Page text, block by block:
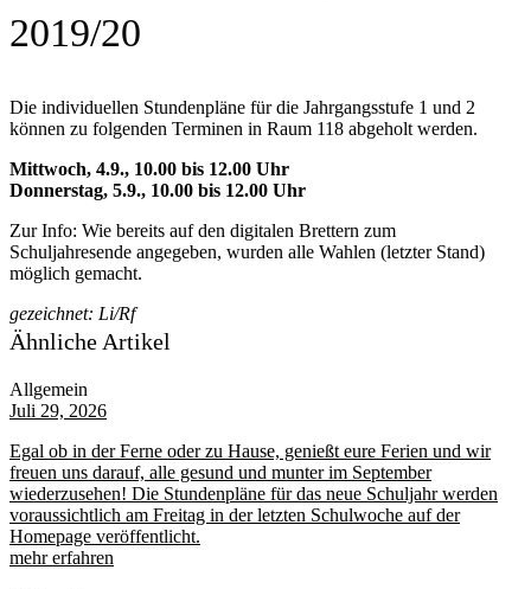
2019/20
Die individuellen Stundenpläne für die Jahrgangsstufe 1 und 2
können zu folgenden Terminen in Raum 118 abgeholt werden.
Mittwoch, 4.9., 10.00 bis 12.00 Uhr
Donnerstag, 5.9., 10.00 bis 12.00 Uhr
Zur Info: Wie bereits auf den digitalen Brettern zum
Schuljahresende angegeben, wurden alle Wahlen (letzter Stand)
möglich gemacht.
gezeichnet: Li/Rf
Ähnliche Artikel
Allgemein
Juli 29, 2026
Egal ob in der Ferne oder zu Hause, genießt eure Ferien und wir
freuen uns darauf, alle gesund und munter im September
wiederzusehen! Die Stundenpläne für das neue Schuljahr werden
voraussichtlich am Freitag in der letzten Schulwoche auf der
Homepage veröffentlicht.
mehr erfahren